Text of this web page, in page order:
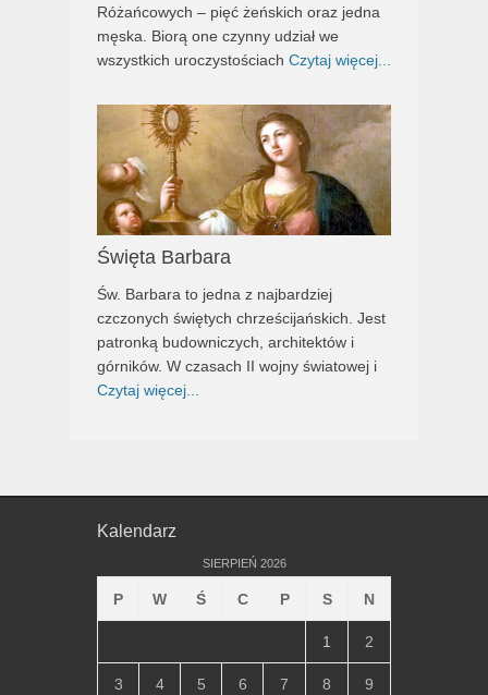
Różańcowych – pięć żeńskich oraz jedna
męska. Biorą one czynny udział we
wszystkich uroczystościach Czytaj więcej...
Święta Barbara
Św. Barbara to jedna z najbardziej
czczonych świętych chrześcijańskich. Jest
patronką budowniczych, architektów i
górników. W czasach II wojny światowej i
Czytaj więcej...
Kalendarz
SIERPIEŃ 2026
P W Ś C P S N
1 2
3 4 5 6 7 8 9